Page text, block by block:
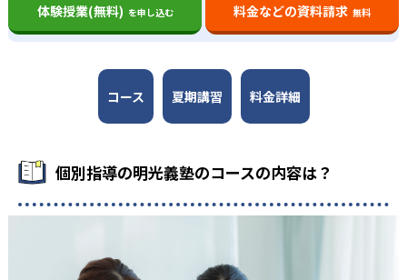
体験授業(無料) を申し込む 料金などの資料請求 無料
コース 夏期講習 料金詳細
個別指導の明光義塾のコースの内容は？